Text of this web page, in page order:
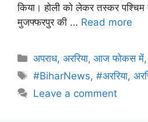
किया। होली को लेकर तस्कर
मुजफ्फरपुर की … Read more
अपराध,अररिया,आज फोकस में
#BiharNews,#अररिया,
Leave a comment